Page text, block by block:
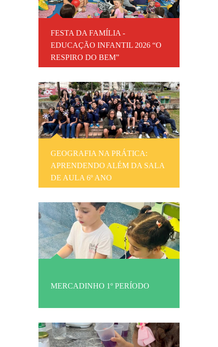
FESTA DA FAMÍLIA -
EDUCAÇÃO INFANTIL 2026 “O
RESPIRO DO BEM”
GEOGRAFIA NA PRÁTICA:
APRENDENDO ALÉM DA SALA
DE AULA 6º ANO
MERCADINHO 1º PERÍODO